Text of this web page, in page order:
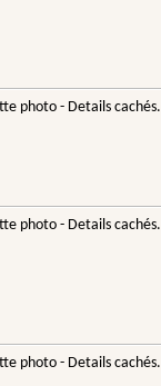
photo - Details cachés.
photo - Details cachés.
photo - Details cachés.